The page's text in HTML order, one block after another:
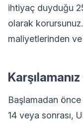
ihtiyaç duyduğu
olarak
maliyetlerinden ve
Başlamadan önce
14 veya sonrası,